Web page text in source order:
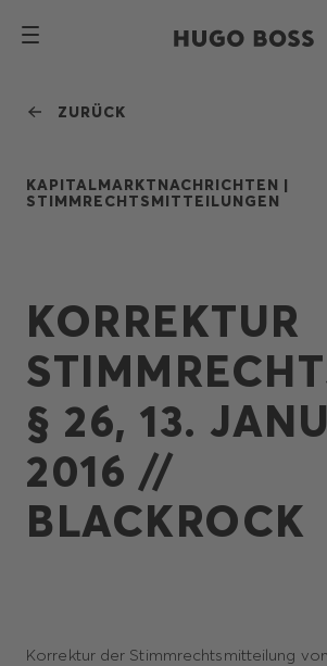
ZURÜCK
KAPITALMARKTNACHRICHTEN |
STIMMRECHTSMITTEILUNGEN
KORREKTUR
§ 26, 13.
2016 //
BLACKROCK
Korrektur der Stimmrechtsmitteilung